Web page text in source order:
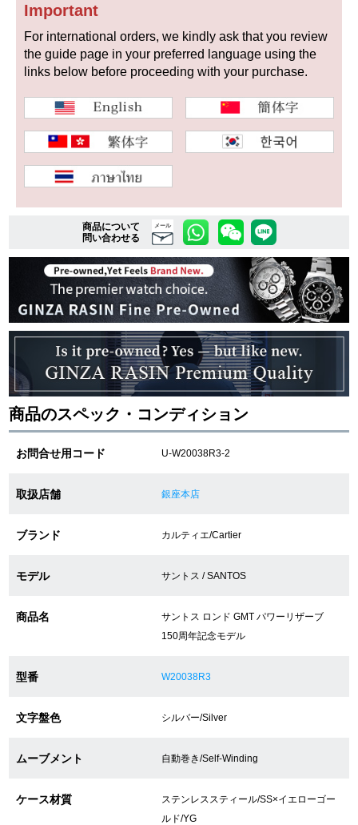
商品の状態から探す
中古品 アンティーク品
WEB限定品
複数条件で商品を絞り込む
詳細検索はこちら
ご利用ガイド
GINZA RASINのプレミアムクオリティについて
送料・お支払方法
ショッピングローンの流れ
ショップサービス
Important
For international orders, we kindly ask that you review
the guide page in your preferred language using the
links below before proceeding with your purchase.
商品について
問い合わせる
メール
商品のスペック・コンディション
お問合せ用コード U-W20038R3-2
取扱店舗 銀座本店
ブランド カルティエ/Cartier
モデル サントス / SANTOS
商品名
サントス ロンド GMT パワーリザーブ
150周年記念モデル
型番 W20038R3
文字盤色 シルバー/Silver
ムーブメント 自動巻き/Self-Winding
ケース材質
ステンレススティール/SS×イエローゴー
ルド/YG